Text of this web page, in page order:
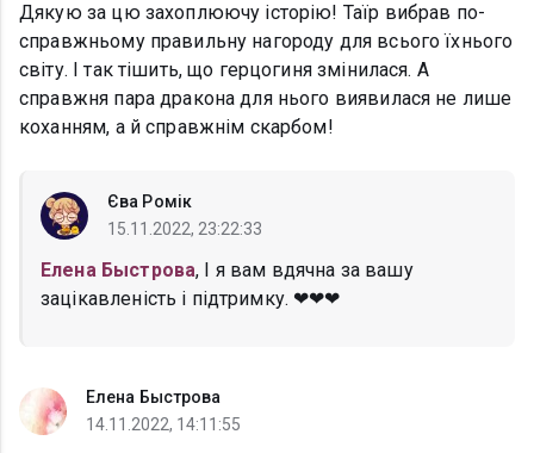
Дякую за цю захоплюючу історію! Таїр вибрав по-
справжньому правильну нагороду для всього їхнього
світу. І так тішить, що герцогиня змінилася. А
справжня пара дракона для нього виявилася не лише
коханням, а й справжнім скарбом!
Єва Ромік
15.11.2022, 23:22:33
Елена Быстрова, І я вам вдячна за вашу
зацікавленість і підтримку. ❤❤❤
Елена Быстрова
14.11.2022, 14:11:55